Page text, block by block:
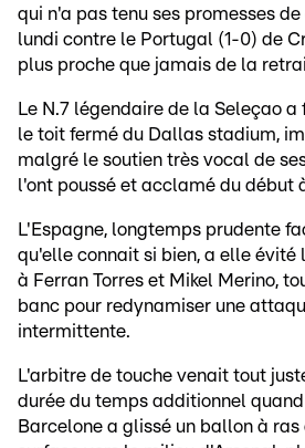
qui n'a pas tenu ses promesses
lundi contre le Portugal (1-0) de
plus proche que jamais de la
Le N.7 légendaire de la Seleçao a
le toit fermé du Dallas stadium,
malgré le soutien très vocal de
l'ont poussé et acclamé du début
L'Espagne, longtemps prudente
qu'elle connait si bien, a elle
à Ferran Torres et Mikel Merino,
banc pour redynamiser une
intermittente.
L'arbitre de touche venait tout
durée du temps additionnel
Barcelone a glissé un ballon à